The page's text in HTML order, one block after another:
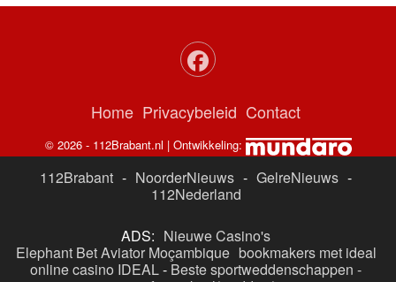
Home Privacybeleid Contact
© 2026 - 112Brabant.nl | Ontwikkeling:
112Brabant - NoorderNieuws - GelreNieuws -
112Nederland
ADS: Nieuwe Casino's
Elephant Bet Aviator Moçambique bookmakers met ideal
online casino IDEAL- Beste sportweddenschappen -